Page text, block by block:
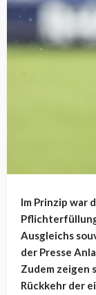
Im Prinzip war
Ausgleichs
der Presse
Zudem zeigen
Rückkehr der